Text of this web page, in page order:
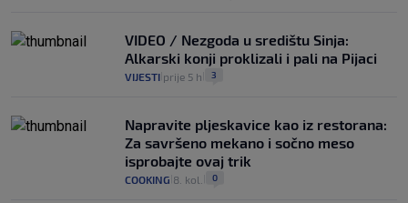
VIDEO / Nezgoda u središtu Sinja:
Alkarski konji proklizali i pali na Pijaci
VIJESTI prije 5 h 3
Napravite pljeskavice kao iz restorana:
Za savršeno mekano i sočno meso
isprobajte ovaj trik
COOKING 8. kol. 0